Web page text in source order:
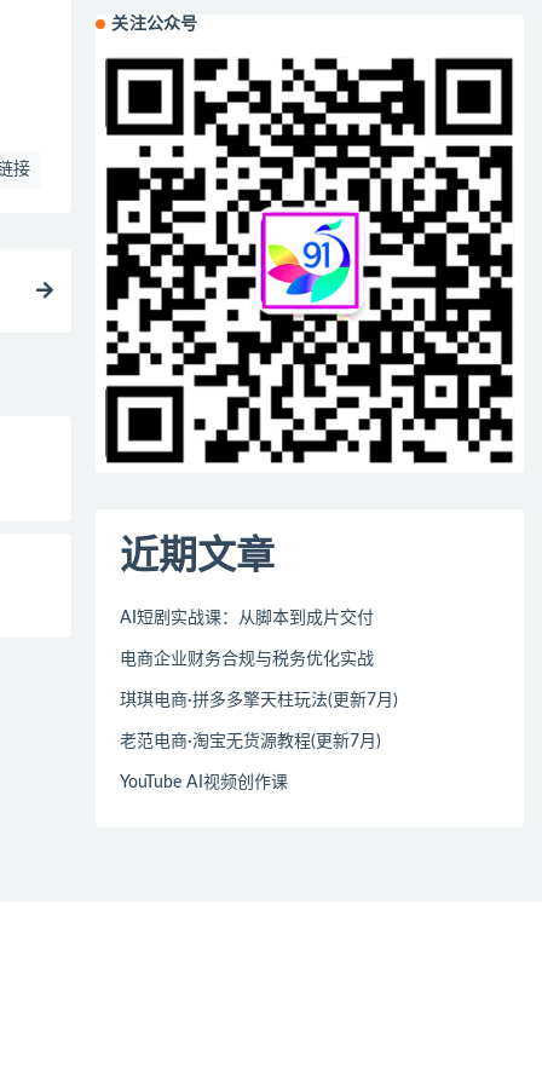
接
关注公众号
近期文章
AI短剧实战课：从脚本到成片交付
电商企业财务合规与税务优化实战
琪琪电商·拼多多擎天柱玩法(更新7月)
老范电商·淘宝无货源教程(更新7月)
YouTube AI视频创作课